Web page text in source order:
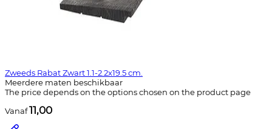
Zweeds Rabat Zwart 1.1-2.2x19.5 cm.
Meerdere maten beschikbaar
The price depends on the options chosen on the product page
Vanaf11,00